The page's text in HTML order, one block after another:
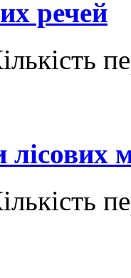
речей
лісових